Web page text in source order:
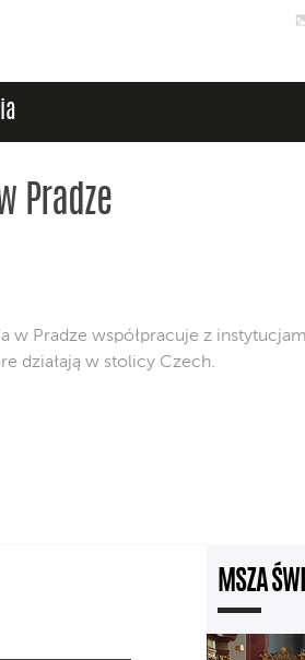
Pradze
w Pradze współpracuje z
działają w stolicy Czech.
MSZA